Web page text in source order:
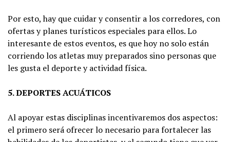
Por esto, hay que cuidar y consentir a los corredores, con
ofertas y planes turísticos especiales para ellos. Lo
interesante de estos eventos, es que hoy no solo están
corriendo los atletas muy preparados sino personas que
les gusta el deporte y actividad física.
5. DEPORTES ACUÁTICOS
Al apoyar estas disciplinas incentivaremos dos aspectos:
el primero será ofrecer lo necesario para fortalecer las